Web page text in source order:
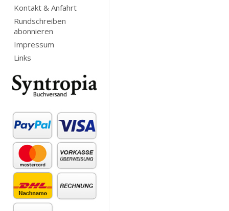
Kontakt & Anfahrt
Rundschreiben
abonnieren
Impressum
Links